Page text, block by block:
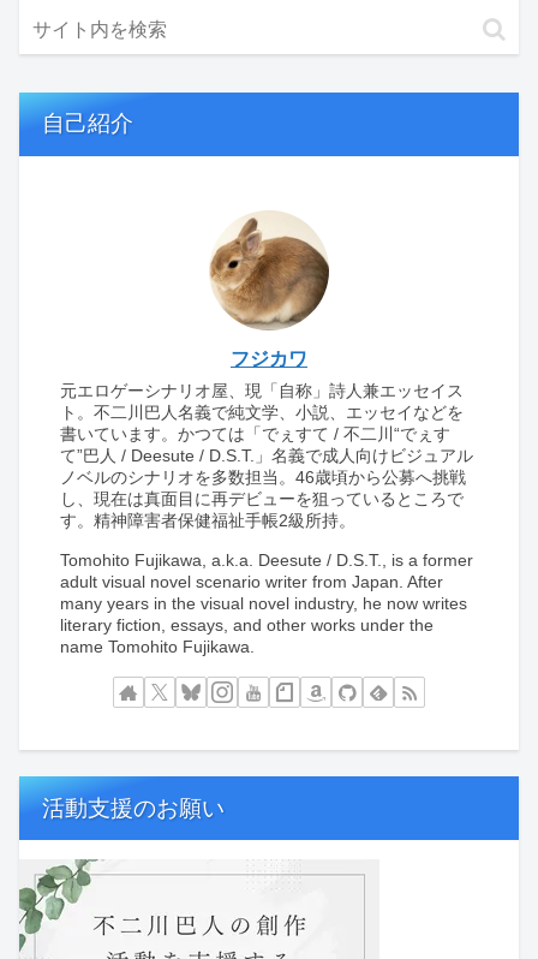
自己紹介
フジカワ
元エロゲーシナリオ屋、現「自称」詩人兼エッセイス
ト。不二川巴人名義で純文学、小説、エッセイなどを
書いています。かつては「でぇすて / 不二川“でぇす
て”巴人 / Deesute / D.S.T.」名義で成人向けビジュアル
ノベルのシナリオを多数担当。46歳頃から公募へ挑戦
し、現在は真面目に再デビューを狙っているところで
す。精神障害者保健福祉手帳2級所持。
Tomohito Fujikawa, a.k.a. Deesute / D.S.T., is a former
adult visual novel scenario writer from Japan. After
many years in the visual novel industry, he now writes
literary fiction, essays, and other works under the
name Tomohito Fujikawa.
活動支援のお願い